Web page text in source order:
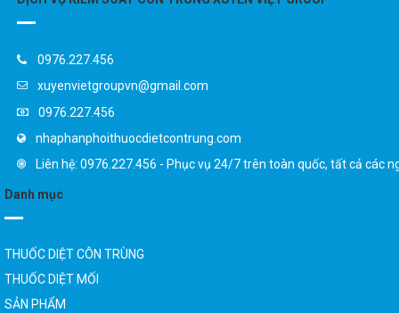
0976.227.456
xuyenvietgroupvn@gmail.com
0976.227.456
nhaphanphoithuocdietcontrung.com
Liên hệ: 0976.227.456 - Phục vụ 24/7 trên toàn quốc, tất cả các
Danh mục
THUỐC DIỆT CÔN TRÙNG
THUỐC DIỆT MỐI
SẢN PHẨM